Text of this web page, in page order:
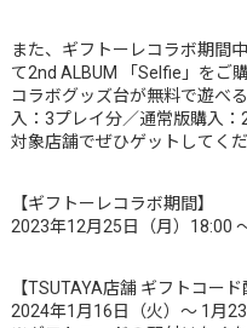
また、ギフトーレコラボ期間
て2nd ALBUM 「Selfie」をご
コラボグッズ台が無料で遊べ
入：3プレイ分／通常版購入：
対象店舗でぜひゲットしてくだ
【ギフトーレコラボ期間】
2023年12月25日（月）18:00
【TSUTAYA店舗 ギフトコード
2024年1月16日（火）～ 1月23